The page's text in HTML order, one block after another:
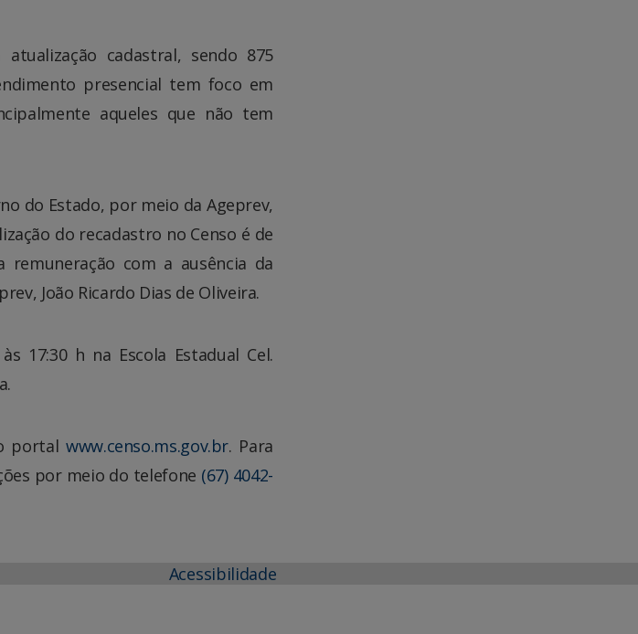
cadastral, sendo 875
presencial tem foco em
aqueles que não tem
do Estado, por meio da Ageprev,
do recadastro no Censo é de
com a ausência da
João Ricardo Dias de Oliveira.
17:30 h na Escola Estadual Cel.
portal www.censo.ms.gov.br. Para
por meio do telefone (67) 4042-
Acessibilidade